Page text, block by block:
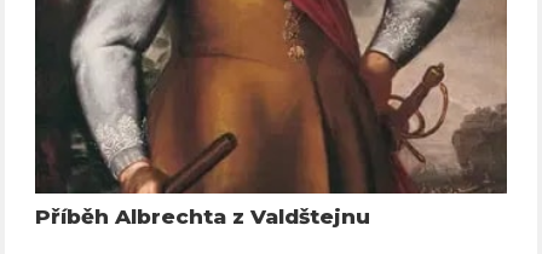
Příběh Albrechta z Valdštejnu